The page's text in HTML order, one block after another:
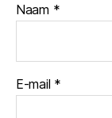
Naam *
E-mail *